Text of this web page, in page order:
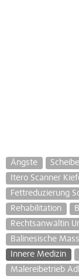
Ängste
Itero Scanner
Fettreduzierung
Rehabilitation
Rechtsanwältin
Balinesische
Innere Medizin
Malereibetrieb